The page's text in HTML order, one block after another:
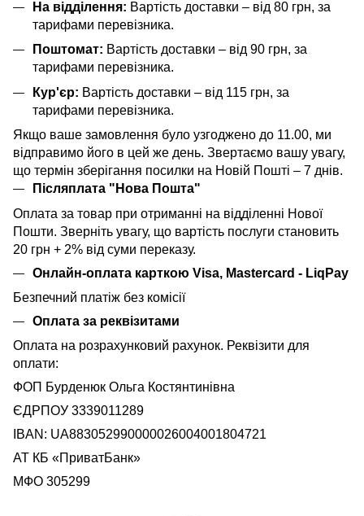
На відділення: Вартість доставки – від 80 грн, за
тарифами перевізника.
Поштомат: Вартість доставки – від 90 грн, за
тарифами перевізника.
Кур'єр: Вартість доставки – від 115 грн, за
тарифами перевізника.
Якщо ваше замовлення було узгоджено до 11.00, ми
відправимо його в цей же день. Звертаємо вашу увагу,
що термін зберігання посилки на Новій Пошті – 7 днів.
Післяплата "Нова Пошта"
Оплата за товар при отриманні на відділенні Нової
Пошти. Зверніть увагу, що вартість послуги становить
20 грн + 2% від суми переказу.
Онлайн-оплата карткою Visa, Mastercard - LiqPay
Безпечний платіж без комісії
Оплата за реквізитами
Оплата на розрахунковий рахунок. Реквізити для
оплати:
ФОП Бурденюк Ольга Костянтинівна
ЄДРПОУ 3339011289
IBAN: UA883052990000026004001804721
АТ КБ «ПриватБанк»
МФО 305299